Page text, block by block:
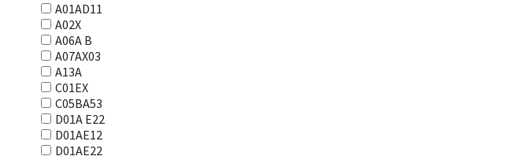
A01AD11
A02X
A06A В
A07AX03
A13A
C01EX
C05BA53
D01A E22
D01AE12
D01AE22